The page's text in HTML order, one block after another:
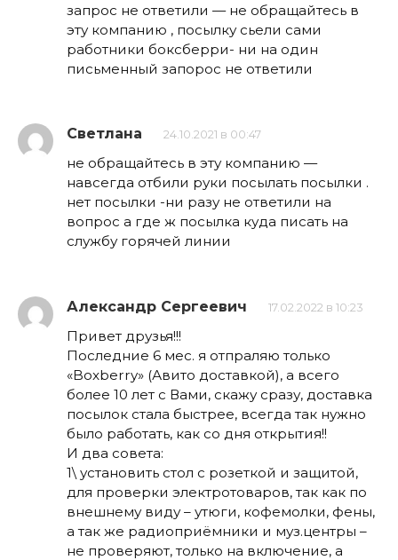
запрос не ответили — не обращайтесь в
эту компанию , посылку сьели сами
работники боксберри- ни на один
письменный запорос не ответили
Светлана 24.10.2021 в 00:47
не обращайтесь в эту компанию —
навсегда отбили руки посылать посылки .
нет посылки -ни разу не ответили на
вопрос а где ж посылка куда писать на
службу горячей линии
Александр Сергеевич 17.02.2022 в 10:23
Привет друзья!!!
Последние 6 мес. я отпраляю только
«Boxberry» (Авито доставкой), а всего
более 10 лет с Вами, скажу сразу, доставка
посылок стала быстрее, всегда так нужно
было работать, как со дня открытия!!
И два совета:
1\ установить стол с розеткой и защитой,
для проверки электротоваров, так как по
внешнему виду – утюги, кофемолки, фены,
а так же радиоприёмники и муз.центры –
не проверяют, только на включение, а